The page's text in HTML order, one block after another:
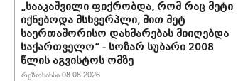
„სააკაშვილი ფიქრობდა, რომ რაც მეტი
იქნებოდა მსხვერპლი, მით მეტ
საერთაშორისო დახმარებას მიიღებდა
საქართველო“ - სოზარ სუბარი 2008
წლის აგვისტოს ომზე
რეზონანსი 08.08.2026